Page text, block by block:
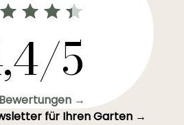
5
→
für Ihren Garten →